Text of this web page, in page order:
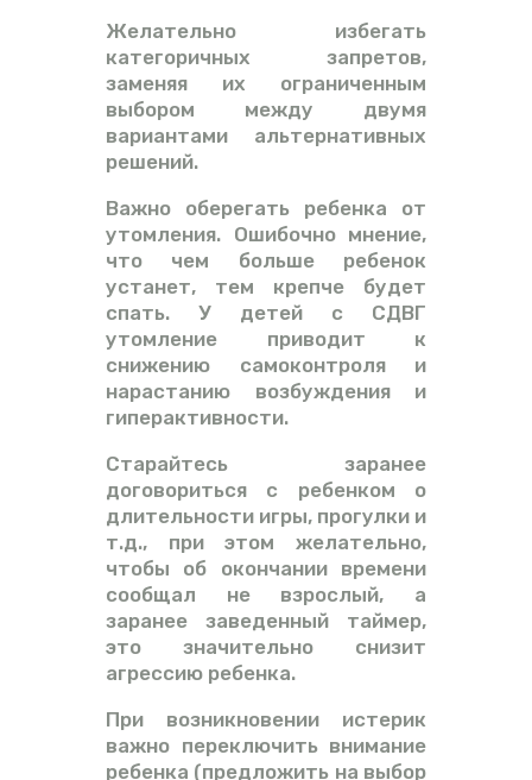
Желательно избегать
категоричных запретов,
заменяя их ограниченным
выбором между двумя
вариантами альтернативных
решений.
Важно оберегать ребенка от
утомления. Ошибочно мнение,
что чем больше ребенок
устанет, тем крепче будет
спать. У детей с СДВГ
утомление приводит к
снижению самоконтроля и
нарастанию возбуждения и
гиперактивности.
Старайтесь заранее
договориться с ребенком о
длительности игры, прогулки и
т.д., при этом желательно,
чтобы об окончании времени
сообщал не взрослый, а
заранее заведенный таймер,
это значительно снизит
агрессию ребенка.
При возникновении истерик
важно переключить внимание
ребенка (предложить на выбор